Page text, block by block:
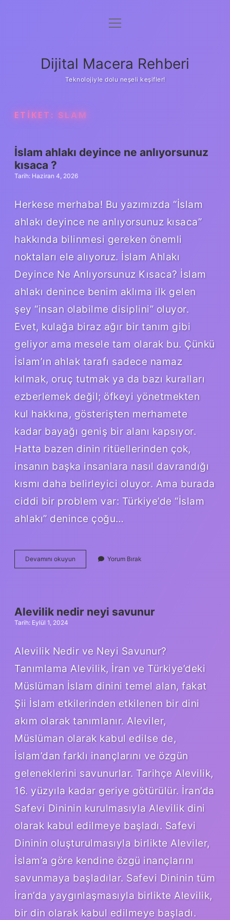
Anasayfa
Yasal Uyarı
menüyü
Dijital Macera Rehberi
Teknolojiyle dolu neşeli keşifler!
ETIKET: SLAM
İslam ahlakı deyince ne anlıyorsunuz
kısaca ?
Tarih: Haziran 4, 2026
Herkese merhaba! Bu yazımızda “İslam
ahlakı deyince ne anlıyorsunuz kısaca”
hakkında bilinmesi gereken önemli
noktaları ele alıyoruz. İslam Ahlakı
Deyince Ne Anlıyorsunuz Kısaca? İslam
ahlakı denince benim aklıma ilk gelen
şey “insan olabilme disiplini” oluyor.
Evet, kulağa biraz ağır bir tanım gibi
geliyor ama mesele tam olarak bu. Çünkü
İslam’ın ahlak tarafı sadece namaz
kılmak, oruç tutmak ya da bazı kuralları
ezberlemek değil; öfkeyi yönetmekten
kul hakkına, gösterişten merhamete
kadar bayağı geniş bir alanı kapsıyor.
Hatta bazen dinin ritüellerinden çok,
insanın başka insanlara nasıl davrandığı
kısmı daha belirleyici oluyor. Ama burada
ciddi bir problem var: Türkiye’de “İslam
ahlakı” denince çoğu…
Devamını okuyun
ahlakı
Yorum Bırak
Alevilik nedir neyi savunur
Tarih: Eylül 1, 2024
Alevilik Nedir ve Neyi Savunur?
Tanımlama Alevilik, İran ve Türkiye’deki
Müslüman İslam dinini temel alan, fakat
Şii İslam etkilerinden etkilenen bir dini
akım olarak tanımlanır. Aleviler,
Müslüman olarak kabul edilse de,
İslam’dan farklı inançlarını ve özgün
geleneklerini savunurlar. Tarihçe Alevilik,
16. yüzyıla kadar geriye götürülür. İran’da
Safevi Dininin kurulmasıyla Alevilik dini
olarak kabul edilmeye başladı. Safevi
Dininin oluşturulmasıyla birlikte Aleviler,
İslam’a göre kendine özgü inançlarını
savunmaya başladılar. Safevi Dininin tüm
İran’da yaygınlaşmasıyla birlikte Alevilik,
bir din olarak kabul edilmeye başladı.